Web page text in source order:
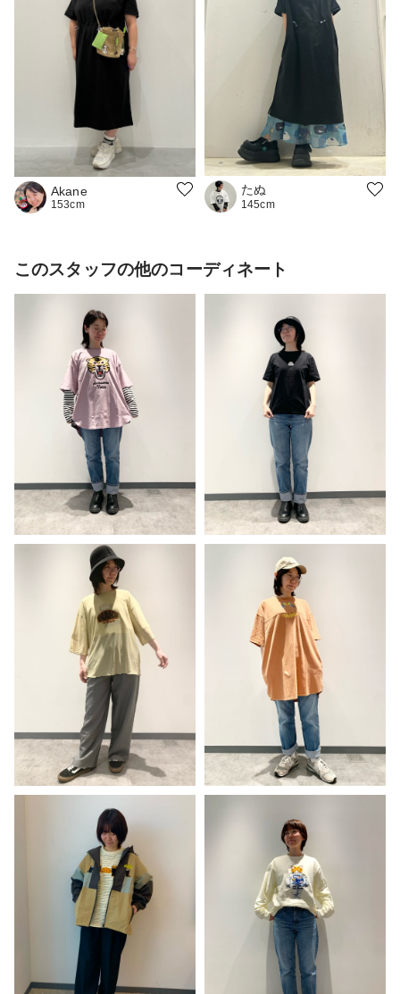
Akane
153cm
たぬ
145cm
このスタッフの他のコーディネート